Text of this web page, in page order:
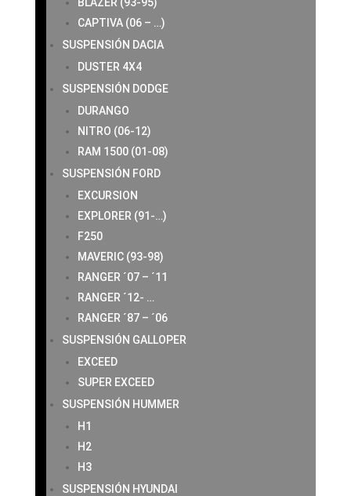
CAPTIVA (06 – …)
SUSPENSIÓN DACIA
DUSTER 4X4
SUSPENSIÓN DODGE
DURANGO
NITRO (06-12)
RAM 1500 (01-08)
SUSPENSIÓN FORD
EXCURSION
EXPLORER (91-…)
F250
MAVERIC (93-98)
RANGER ´07 – ´11
RANGER ´12- …
RANGER ´87 – ´06
SUSPENSIÓN GALLOPER
EXCEED
SUPER EXCEED
SUSPENSIÓN HUMMER
H1
H2
H3
SUSPENSIÓN HYUNDAI